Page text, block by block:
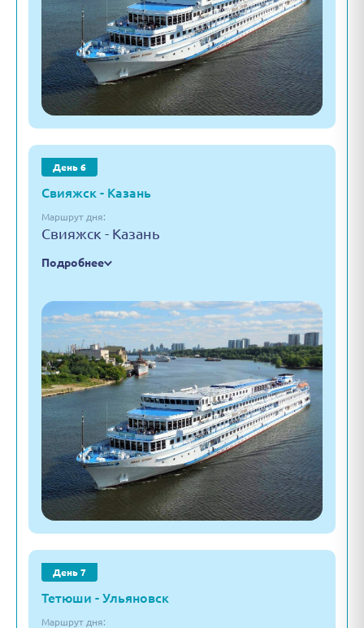
День 6
Свияжск - Казань
Маршрут дня:
Свияжск - Казань
Подробнее
День 7
Тетюши - Ульяновск
Маршрут дня: